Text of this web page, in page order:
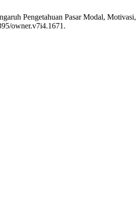
Pengetahuan Pasar Modal,
owner.v7i4.1671.